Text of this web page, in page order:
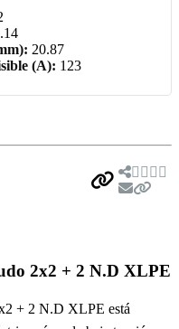
20.87
(A): 123
2x2 + 2 N.D XLPE
+ 2 N.D XLPE está